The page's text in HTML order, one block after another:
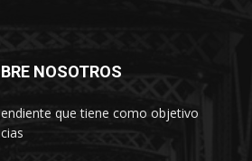
NOSOTROS
que tiene como objetivo